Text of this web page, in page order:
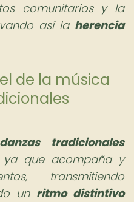
comunitarios y la
así la herencia
de la música
danzas tradicionales
que acompaña y
transmitiendo
un ritmo distintivo